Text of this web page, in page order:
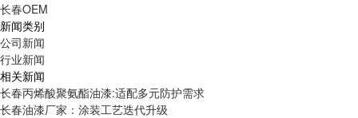
长春OEM
新闻类别
公司新闻
行业新闻
相关新闻
长春丙烯酸聚氨酯油漆:适配多元防护需求
长春油漆厂家：涂装工艺迭代升级